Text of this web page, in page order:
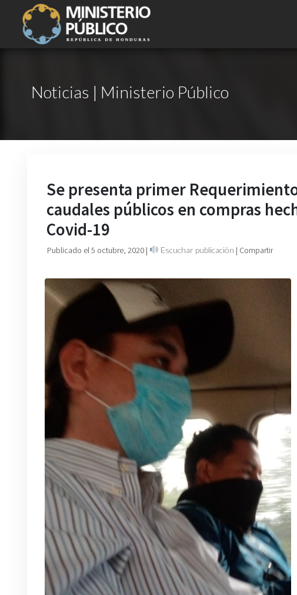
Noticias | Ministerio Público
Se presenta primer
caudales públicos en compras
Covid-19
Publicado el 5 octubre, 2020 | Escuchar publicación | Compartir